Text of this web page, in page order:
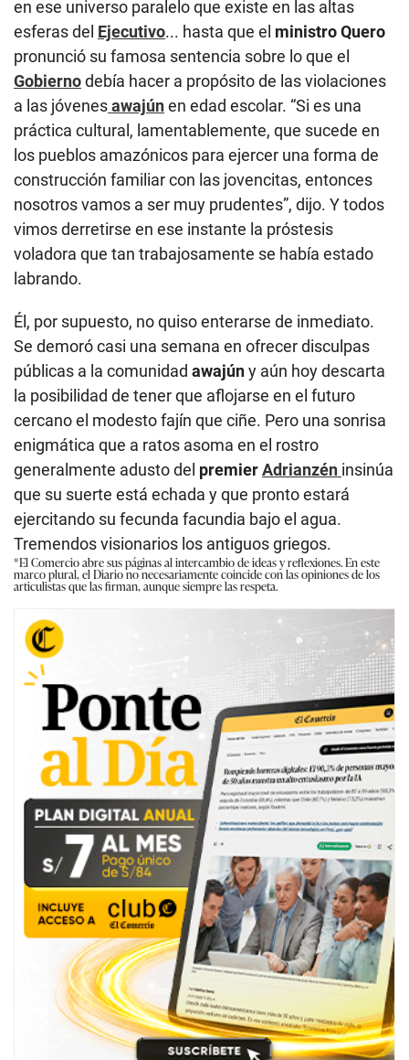
en ese universo paralelo que existe en las altas
esferas del Ejecutivo... hasta que el ministro Quero
pronunció su famosa sentencia sobre lo que el
Gobiernodebía hacer a propósito de las violaciones
a las jóvenesawajúnen edad escolar. “Si es una
práctica cultural, lamentablemente, que sucede en
los pueblos amazónicos para ejercer una forma de
construcción familiar con las jovencitas, entonces
nosotros vamos a ser muy prudentes”, dijo. Y todos
vimos derretirse en ese instante la próstesis
voladora que tan trabajosamente se había estado
labrando.
Él, por supuesto, no quiso enterarse de inmediato.
Se demoró casi una semana en ofrecer disculpas
públicas a la comunidad awajúny aún hoy descarta
la posibilidad de tener que aflojarse en el futuro
cercano el modesto fajín que ciñe. Pero una sonrisa
enigmática que a ratos asoma en el rostro
generalmente adusto del premierAdrianzén insinúa
que su suerte está echada y que pronto estará
ejercitando su fecunda facundia bajo el agua.
Tremendos visionarios los antiguos griegos.
*El Comercio abre sus páginas al intercambio de ideas y reflexiones. En este
marco plural, el Diario no necesariamente coincide con las opiniones de los
articulistas que las firman, aunque siempre las respeta.